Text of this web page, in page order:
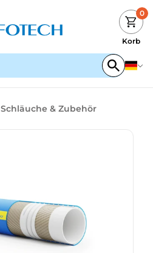
0
Korb
Schläuche & Zubehör